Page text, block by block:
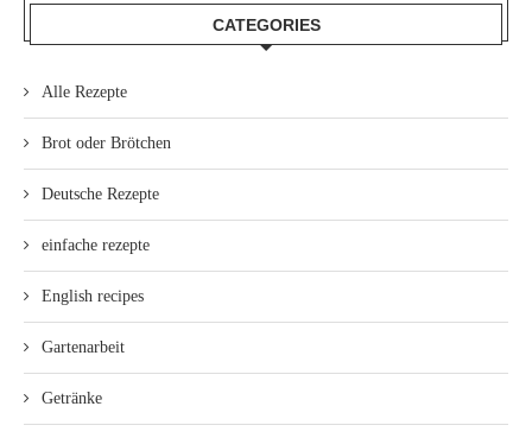
CATEGORIES
Alle Rezepte
Brot oder Brötchen
Deutsche Rezepte
einfache rezepte
English recipes
Gartenarbeit
Getränke